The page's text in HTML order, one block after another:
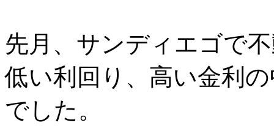
先月、サンディエゴで
低い利回り、高い金利
でした。